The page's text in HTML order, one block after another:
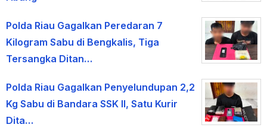
Polda Riau Gagalkan Peredaran 7
Kilogram Sabu di Bengkalis, Tiga
Tersangka Ditan…
Polda Riau Gagalkan Penyelundupan 2,2
Kg Sabu di Bandara SSK II, Satu Kurir
Dita…